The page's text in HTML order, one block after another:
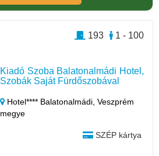
Kiadó Szoba Balatonalmádi Hotel,
Szobák Saját Fürdőszobával
Hotel**** Balatonalmádi,Veszprém
megye
SZÉP kártya
1 - 100
193